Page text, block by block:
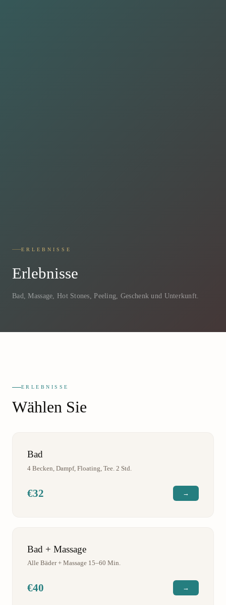
ERLEBNISSE
Erlebnisse
Bad, Massage, Hot Stones, Peeling, Geschenk und Unterkunft.
ERLEBNISSE
Wählen Sie
Bad
4 Becken, Dampf, Floating, Tee. 2 Std.
€32 →
Bad + Massage
Alle Bäder + Massage 15–60 Min.
€40 →